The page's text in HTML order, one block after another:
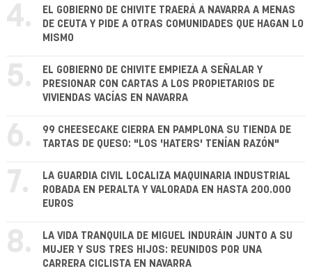
4.
EL GOBIERNO DE CHIVITE TRAERÁ A NAVARRA A MENAS
DE CEUTA Y PIDE A OTRAS COMUNIDADES QUE HAGAN LO
MISMO
5.
EL GOBIERNO DE CHIVITE EMPIEZA A SEÑALAR Y
PRESIONAR CON CARTAS A LOS PROPIETARIOS DE
VIVIENDAS VACÍAS EN NAVARRA
6.
99 CHEESECAKE CIERRA EN PAMPLONA SU TIENDA DE
TARTAS DE QUESO: "LOS 'HATERS' TENÍAN RAZÓN"
7.
LA GUARDIA CIVIL LOCALIZA MAQUINARIA INDUSTRIAL
ROBADA EN PERALTA Y VALORADA EN HASTA 200.000
EUROS
8.
LA VIDA TRANQUILA DE MIGUEL INDURÁIN JUNTO A SU
MUJER Y SUS TRES HIJOS: REUNIDOS POR UNA
CARRERA CICLISTA EN NAVARRA